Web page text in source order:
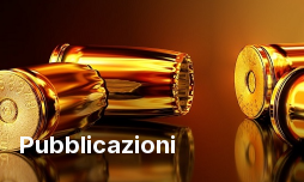
Pubblicazioni